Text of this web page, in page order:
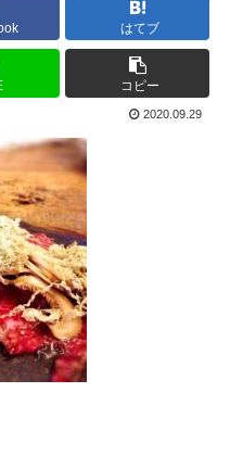
はてブ
コピー
2020.09.29